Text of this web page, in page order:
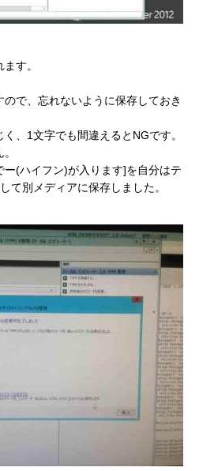
す。
で、忘れないように保存しておき
、1文字でも間違えるとNGです。
(ハイフン)が入ります]を自分はテ
て別メディアに保存しました。